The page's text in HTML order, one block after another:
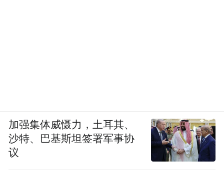
加强集体威慑力，土耳其、
沙特、巴基斯坦签署军事协
议